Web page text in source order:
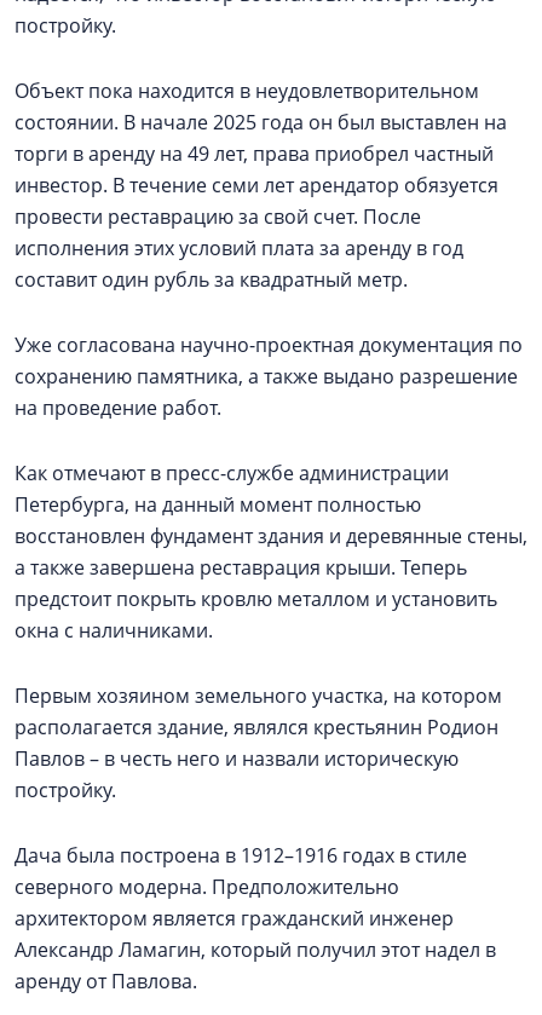
постройку.
Объект пока находится в неудовлетворительном
состоянии. В начале 2025 года он был выставлен на
торги в аренду на 49 лет, права приобрел частный
инвестор. В течение семи лет арендатор обязуется
провести реставрацию за свой счет. После
исполнения этих условий плата за аренду в год
составит один рубль за квадратный метр.
Уже согласована научно-проектная документация по
сохранению памятника, а также выдано разрешение
на проведение работ.
Как отмечают в пресс-службе администрации
Петербурга, на данный момент полностью
восстановлен фундамент здания и деревянные стены,
а также завершена реставрация крыши. Теперь
предстоит покрыть кровлю металлом и установить
окна с наличниками.
Первым хозяином земельного участка, на котором
располагается здание, являлся крестьянин Родион
Павлов – в честь него и назвали историческую
постройку.
Дача была построена в 1912–1916 годах в стиле
северного модерна. Предположительно
архитектором является гражданский инженер
Александр Ламагин, который получил этот надел в
аренду от Павлова.